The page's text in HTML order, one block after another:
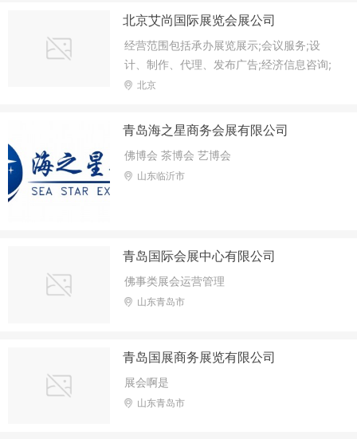
北京艾尚国际展览会展公司
经营范围包括承办展览展示;会议服务;设
计、制作、代理、发布广告;经济信息咨询;
组织文化艺术交流活动(不含演出);技术开
北京
青岛海之星商务会展有限公司
佛博会 茶博会 艺博会
山东临沂市
青岛国际会展中心有限公司
佛事类展会运营管理
山东青岛市
青岛国展商务展览有限公司
展会啊是
山东青岛市